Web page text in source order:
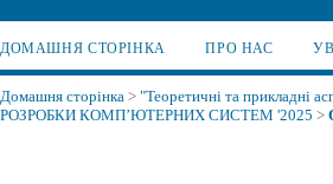
ДОМАШНЯ СТОРІНКА ПРО НАС
Домашня сторінка > "Теоретичні та прикладні
РОЗРОБКИ КОМП’ЮТЕРНИХ СИСТЕМ '2025 >